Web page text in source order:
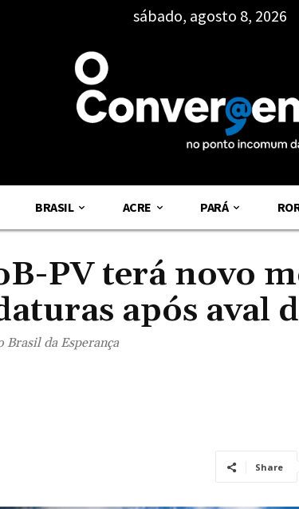
sábado, agosto 8, 2026
BRASIL ACRE PARÁ
PV terá novo
após aval
Brasil da Esperança
Share